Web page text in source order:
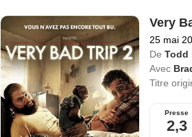
Very
25 mai
De Todd
Avec
Titre
Presse
2,3